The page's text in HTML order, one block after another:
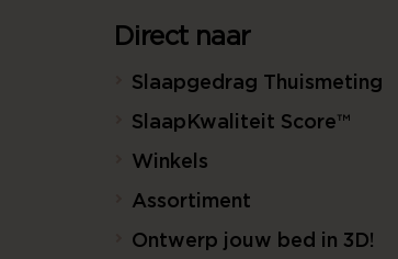
Direct naar
Slaapgedrag Thuismeting
SlaapKwaliteit Score™
Winkels
Assortiment
Ontwerp jouw bed in 3D!